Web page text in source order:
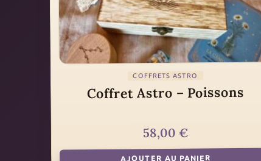
COFFRETS ASTRO
Coffret Astro – Poissons
58,00 €
AJOUTER AU PANIER